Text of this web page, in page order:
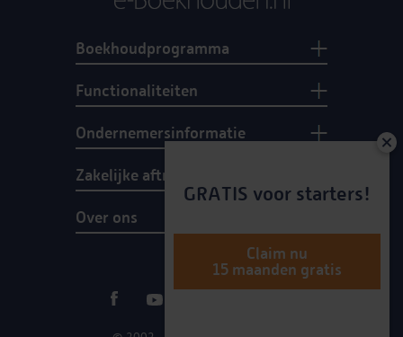
Boekhoudprogramma
Functionaliteiten
Ondernemersinformatie
Zakelijke aftrekposten
Over ons
GRATIS voor starters!
Claim nu
15 maanden gratis